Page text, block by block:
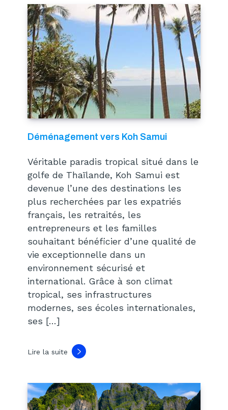
Déménagement vers Koh Samui
Véritable paradis tropical situé dans le
golfe de Thaïlande, Koh Samui est
devenue l’une des destinations les
plus recherchées par les expatriés
français, les retraités, les
entrepreneurs et les familles
souhaitant bénéficier d’une qualité de
vie exceptionnelle dans un
environnement sécurisé et
international. Grâce à son climat
tropical, ses infrastructures
modernes, ses écoles internationales,
ses […]
Lire la suite